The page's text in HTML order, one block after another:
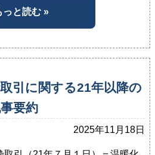
っと読む »
引に関する21年以降の
要約
2025年11月18日